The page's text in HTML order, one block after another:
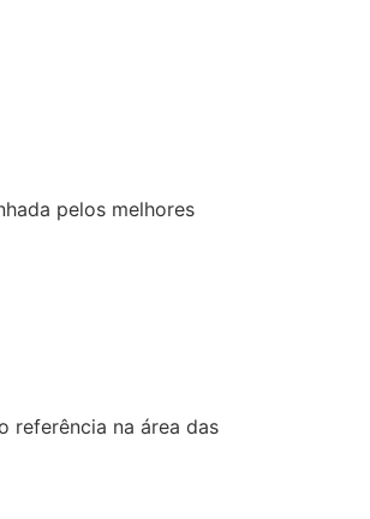
pelos melhores
referência na área das